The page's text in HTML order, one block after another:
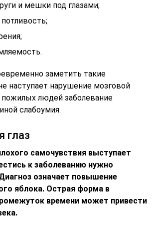
и мешки под глазами;
заметить такие
наступает нарушение мозговой
пожилых людей заболевание
слабоумия.
глаз
самочувствия выступает
к заболеванию нужно
означает повышение
яблока. Острая форма в
времени может привести